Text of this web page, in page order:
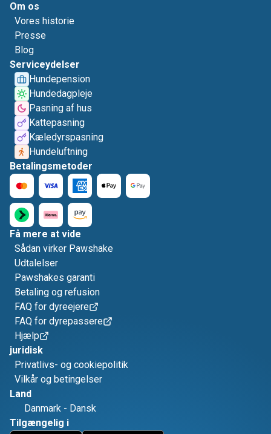
Om os
Vores historie
Presse
Blog
Serviceydelser
Hundepension
Hundedagpleje
Pasning af hus
Kattepasning
Kæledyrspasning
Hundeluftning
Betalingsmetoder
Få mere at vide
Sådan virker Pawshake
Udtalelser
Pawshakes garanti
Betaling og refusion
FAQ for dyreejere
FAQ for dyrepassere
Hjælp
juridisk
Privatlivs- og cookiepolitik
Vilkår og betingelser
Land
Danmark - Dansk
Tilgængelig i